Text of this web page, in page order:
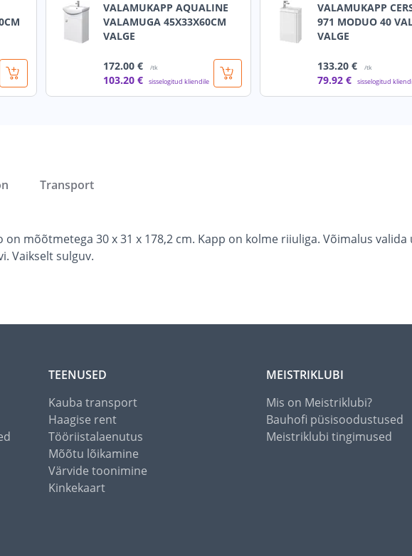
VALAMUKAPP AQUALINE
VALAMUGA 45X33X60CM
VALGE
172.00 € /tk
103.20 € sisselogitud kliendile
VALAMUKAPP
971 MODUO 40
VALGE
133.20 € /tk
79.92 € sisselogitud
mõõtmetega 30 x 31 x 178,2 cm. Kapp on kolme riiuliga. Võimalus
Vaikselt sulguv.
Transport
TEENUSED
Kauba transport
Haagise rent
Tööriistalaenutus
Mõõtu lõikamine
Värvide toonimine
Kinkekaart
MEISTRIKLUBI
Mis on Meistriklubi?
Bauhofi püsisoodustused
Meistriklubi tingimused